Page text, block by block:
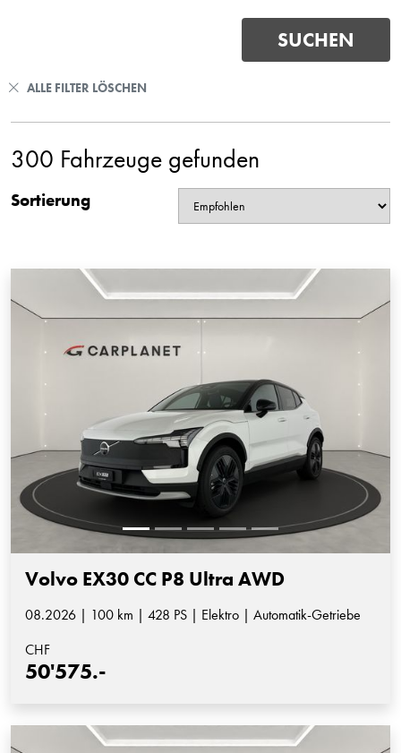
ALLE FILTER LÖSCHEN
300 Fahrzeuge gefunden
Sortierung
Volvo EX30 CC P8 Ultra AWD
08.2026 | 100 km | 428 PS | Elektro | Automatik-Getriebe
CHF
50'575.-